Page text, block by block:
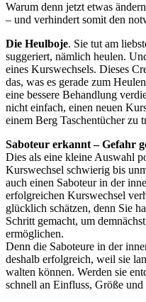
Warum denn jetzt etwas
– und verhindert somit den
Die Heulboje. Sie tut am
suggeriert, nämlich heulen.
eines Kurswechsels. Dieses
das, was es gerade zum
eine bessere Behandlung
nicht einfach, einen neuen
einem Berg Taschentücher zu
Saboteur erkannt – Gefahr
Dies als eine kleine Auswahl
Kurswechsel schwierig bis
auch einen Saboteur in der
erfolgreichen Kurswechsel
glücklich schätzen, denn Sie
Schritt gemacht, um
ermöglichen.
Denn die Saboteure in der
deshalb erfolgreich, weil sie
walten können. Werden sie
schnell an Einfluss, Größe und